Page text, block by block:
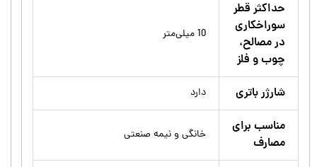
حداکثر قطر
سوراخکاری
در مصالح،
چوب و فلز
10 میلی‌متر
شارژر باتری دارد
مناسب برای
مصارف
خانگی و نیمه صنعتی